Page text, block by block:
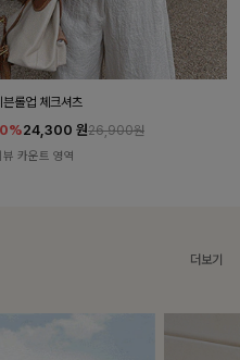
븐롤업 체크셔츠
24,300 원26,900원
뷰 카운트 영역
더보기